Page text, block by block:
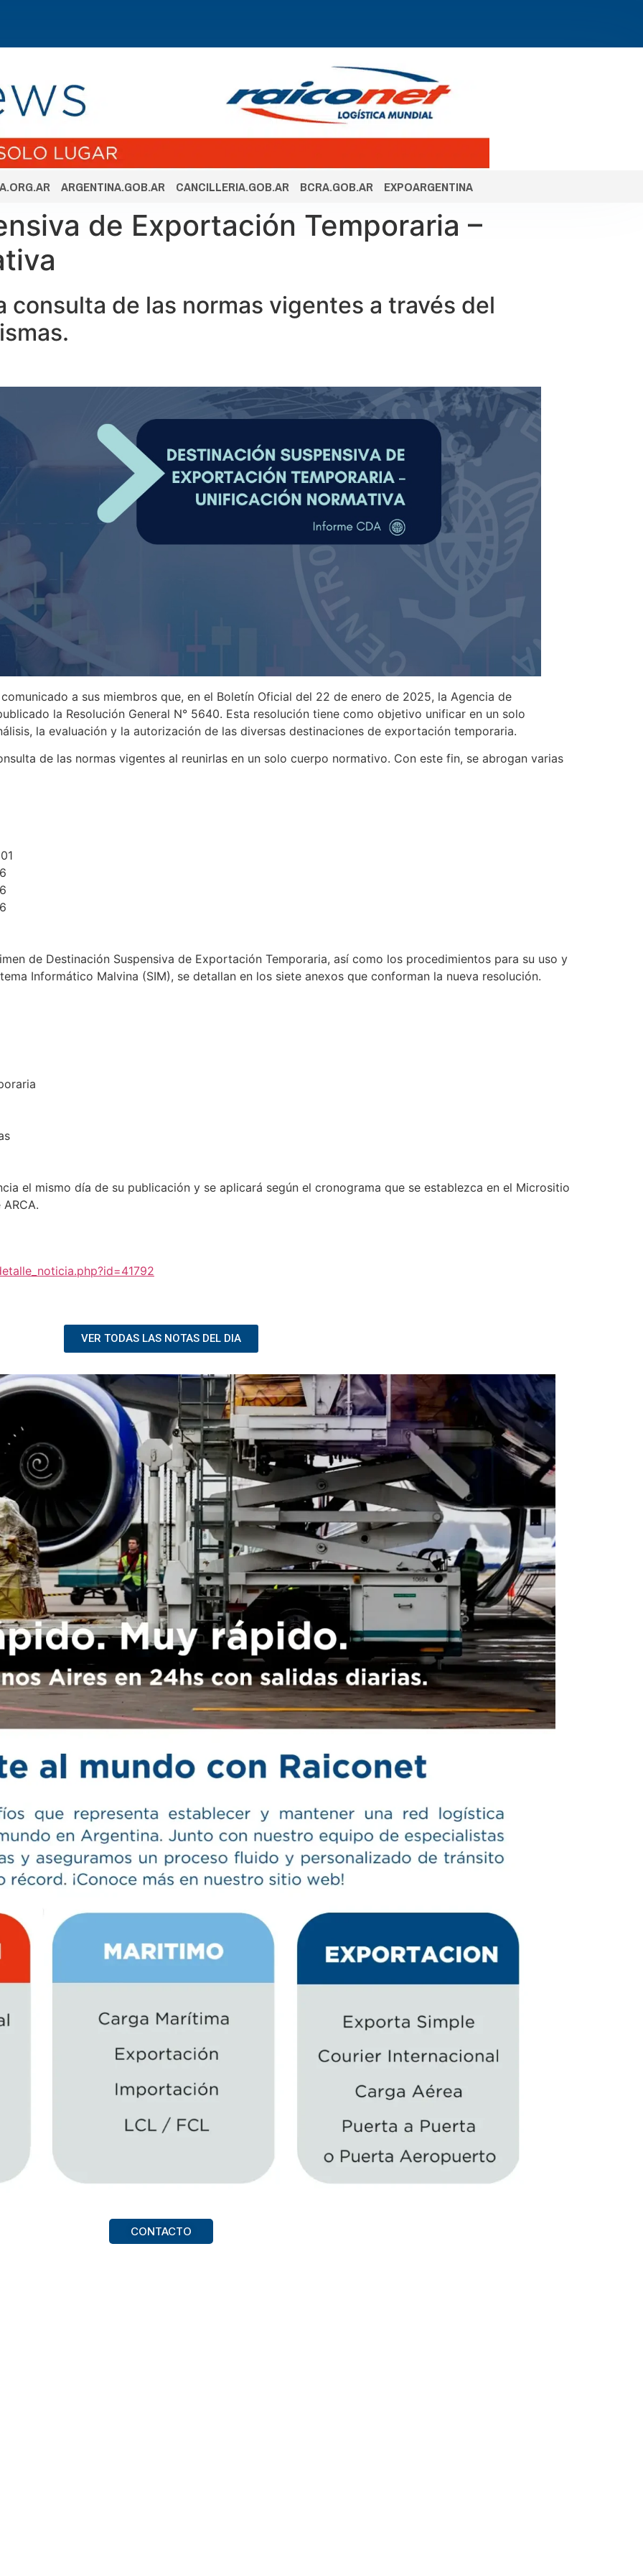
ARGENTINA.GOB.AR CANCILLERIA.GOB.AR BCRA.GOB.AR EXPOARGENTINA
de Exportación Temporaria –
consulta de las normas vigentes a través del
a sus miembros que, en el Boletín Oficial del 22 de enero de 2025, la Agencia de
la Resolución General N° 5640. Esta resolución tiene como objetivo unificar en un solo
la evaluación y la autorización de las diversas destinaciones de exportación temporaria.
de las normas vigentes al reunirlas en un solo cuerpo normativo. Con este fin, se abrogan varias
de Destinación Suspensiva de Exportación Temporaria, así como los procedimientos para su uso y
Informático Malvina (SIM), se detallan en los siete anexos que conforman la nueva resolución.
el mismo día de su publicación y se aplicará según el cronograma que se establezca en el Micrositio
VER TODAS LAS NOTAS DEL DIA
CONTACTO